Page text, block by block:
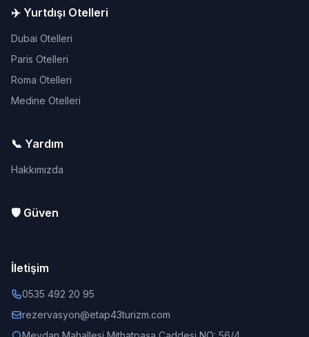
✈️ Yurtdışı Otelleri
Dubai Otelleri
Paris Otelleri
Roma Otelleri
Medine Otelleri
📞 Yardım
Hakkımızda
🛡️ Güven
İletişim
0535 492 20 95
rezervasyon@etap43turizm.com